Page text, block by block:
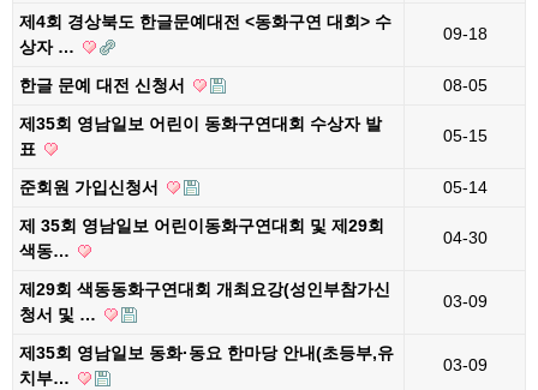
제4회 경상북도 한글문예대전 <동화구연 대회> 수
상자 …
09-18
한글 문예 대전 신청서
08-05
제35회 영남일보 어린이 동화구연대회 수상자 발
표
05-15
준회원 가입신청서
05-14
제 35회 영남일보 어린이동화구연대회 및 제29회
색동…
04-30
제29회 색동동화구연대회 개최요강(성인부참가신
청서 및 …
03-09
제35회 영남일보 동화·동요 한마당 안내(초등부,유
치부…
03-09